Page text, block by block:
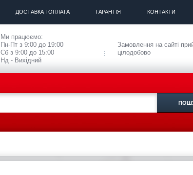
ДОСТАВКА І ОПЛАТА ГАРАНТІЯ КОНТАКТИ
Ми працюємо:
Пн-Пт з 9:00 до 19:00
Сб з 9:00 до 15:00
Нд - Вихідний
Замовлення на сайті
цілодобово